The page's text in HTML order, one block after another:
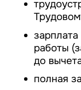
работы
до
полная